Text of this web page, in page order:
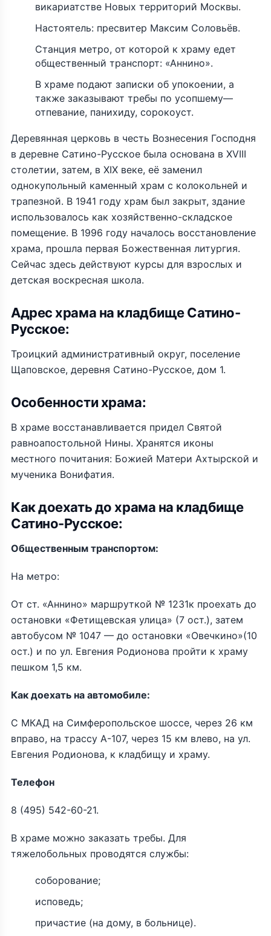
викариатстве Новых территорий Москвы.
Настоятель: пресвитер Максим Соловьёв.
Станция метро, от которой к храму едет
общественный транспорт: «Аннино».
В храме подают записки об упокоении, а
также заказывают требы по усопшему—
отпевание, панихиду, сорокоуст.
Деревянная церковь в честь Вознесения Господня
в деревне Сатино-Русское была основана в XVIII
столетии, затем, в XIX веке, её заменил
однокупольный каменный храм с колокольней и
трапезной. В 1941 году храм был закрыт, здание
использовалось как хозяйственно-складское
помещение. В 1996 году началось восстановление
храма, прошла первая Божественная литургия.
Сейчас здесь действуют курсы для взрослых и
детская воскресная школа.
Адрес храма на кладбище Сатино-
Русское:
Троицкий административный округ, поселение
Щаповское, деревня Сатино-Русское, дом 1.
Особенности храма:
В храме восстанавливается придел Святой
равноапостольной Нины. Хранятся иконы
местного почитания: Божией Матери Ахтырской и
мученика Вонифатия.
Как доехать до храма на кладбище
Сатино-Русское:
Общественным транспортом:
На метро:
От ст. «Аннино» маршруткой № 1231к проехать до
остановки «Фетищевская улица» (7 ост.), затем
автобусом № 1047 — до остановки «Овечкино»(10
ост.) и по ул. Евгения Родионова пройти к храму
пешком 1,5 км.
Как доехать на автомобиле:
С МКАД на Симферопольское шоссе, через 26 км
вправо, на трассу А-107, через 15 км влево, на ул.
Евгения Родионова, к кладбищу и храму.
Телефон
8 (495) 542-60-21.
В храме можно заказать требы. Для
тяжелобольных проводятся службы:
соборование;
исповедь;
причастие (на дому, в больнице).